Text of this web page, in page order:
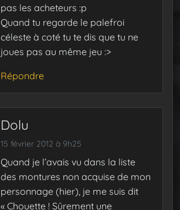
pas les acheteurs :p
Quand tu regarde le palefroi
céleste à coté tu te dis que tu ne
joues pas au même jeu :>
Répondre
Dolu
15 février 2012 à 9h25
Quand je l’avais vu dans la liste
des montures non acquise de mon
personnage (hier), je me suis dit
« Chouette ! Sûrement une